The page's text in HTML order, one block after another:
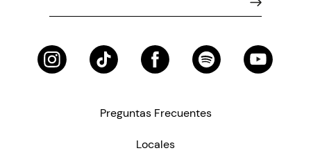
Preguntas Frecuentes
Locales